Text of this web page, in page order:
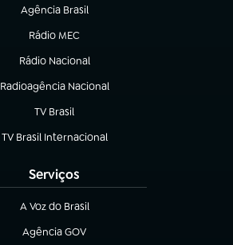
Agência Brasil
(abre em nova aba)
Rádio MEC
Rádio Nacional
(abre em nova aba)
Radioagência Nacional
(abre em nova aba)
TV Brasil
(abre em nova aba)
TV Brasil Internacional
(abre em nova aba)
Serviços
A Voz do Brasil
(abre em nova aba)
Agência GOV
(abre em nova aba)